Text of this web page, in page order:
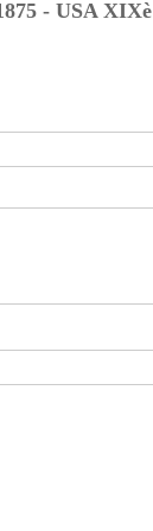
- USA XIXè